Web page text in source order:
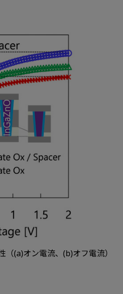
(a)オン電流、(b)オフ電流）